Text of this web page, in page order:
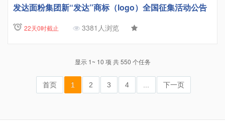
发达面粉集团新“发达”商标（logo）全国征集活动公告
22天0时截止 3381人浏览
显示 1~ 10 项 共 550 个任务
首页 1 2 3 4 下一页